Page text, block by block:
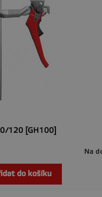
120 [GH100]
Na
do košíku